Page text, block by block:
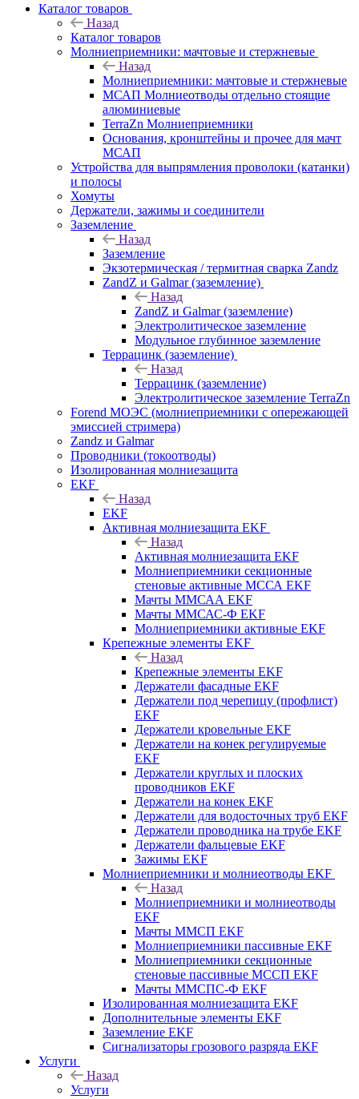
Каталог товаров
Назад
Каталог товаров
Молниеприемники: мачтовые и стержневые
Назад
Молниеприемники: мачтовые и стержневые
МСАП Молниеотводы отдельно стоящие
алюминиевые
TerraZn Молниеприемники
Основания, кронштейны и прочее для мачт
МСАП
Устройства для выпрямления проволоки (катанки)
и полосы
Хомуты
Держатели, зажимы и соединители
Заземление
Назад
Заземление
Экзотермическая / термитная сварка Zandz
ZandZ и Galmar (заземление)
Назад
ZandZ и Galmar (заземление)
Электролитическое заземление
Модульное глубинное заземление
Террацинк (заземление)
Назад
Террацинк (заземление)
Электролитическое заземление TerraZn
Forend МОЭС (молниеприемники с опережающей
эмиссией стримера)
Zandz и Galmar
Проводники (токоотводы)
Изолированная молниезащита
EKF
Назад
EKF
Активная молниезащита EKF
Назад
Активная молниезащита EKF
Молниеприемники секционные
стеновые активные МССА EKF
Мачты ММСАА EKF
Мачты ММСАС-Ф EKF
Молниеприемники активные EKF
Крепежные элементы EKF
Назад
Крепежные элементы EKF
Держатели фасадные EKF
Держатели под черепицу (профлист)
EKF
Держатели кровельные EKF
Держатели на конек регулируемые
EKF
Держатели круглых и плоских
проводников EKF
Держатели на конек EKF
Держатели для водосточных труб EKF
Держатели проводника на трубе EKF
Держатели фальцевые EKF
Зажимы EKF
Молниеприемники и молниеотводы EKF
Назад
Молниеприемники и молниеотводы
EKF
Мачты ММСП EKF
Молниеприемники пассивные EKF
Молниеприемники секционные
стеновые пассивные МССП EKF
Мачты ММСПС-Ф EKF
Изолированная молниезащита EKF
Дополнительные элементы EKF
Заземление EKF
Сигнализаторы грозового разряда EKF
Услуги
Назад
Услуги